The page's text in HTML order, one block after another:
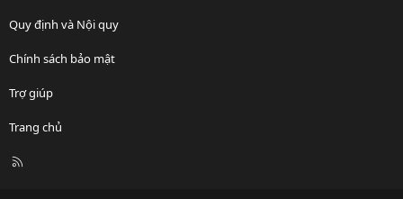
Quy định và Nội quy
Chính sách bảo mật
Trợ giúp
Trang chủ
R